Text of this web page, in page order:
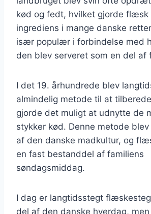
kød og fedt, hvilket gjorde flæsk
ingrediens i mange danske
især populær i forbindelse med
den blev serveret som en del af
I det 19. århundrede blev
almindelig metode til at
gjorde det muligt at udnytte de
stykker kød. Denne metode
af den danske madkultur, og
en fast bestanddel af familiens
søndagsmiddag.
I dag er langtidsstegt
del af den danske hverdag,